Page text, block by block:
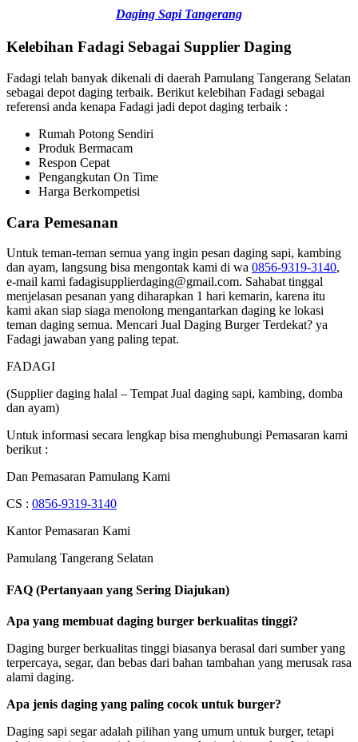
Daging Sapi Tangerang
Kelebihan Fadagi Sebagai Supplier Daging
Fadagi telah banyak dikenali di daerah Pamulang Tangerang Selatan
sebagai depot daging terbaik. Berikut kelebihan Fadagi sebagai
referensi anda kenapa Fadagi jadi depot daging terbaik :
Rumah Potong Sendiri
Produk Bermacam
Respon Cepat
Pengangkutan On Time
Harga Berkompetisi
Cara Pemesanan
Untuk teman-teman semua yang ingin pesan daging sapi, kambing
dan ayam, langsung bisa mengontak kami di wa 0856-9319-3140,
e-mail kami fadagisupplierdaging@gmail.com. Sahabat tinggal
menjelasan pesanan yang diharapkan 1 hari kemarin, karena itu
kami akan siap siaga menolong mengantarkan daging ke lokasi
teman daging semua. Mencari Jual Daging Burger Terdekat? ya
Fadagi jawaban yang paling tepat.
FADAGI
(Supplier daging halal – Tempat Jual daging sapi, kambing, domba
dan ayam)
Untuk informasi secara lengkap bisa menghubungi Pemasaran kami
berikut :
Dan Pemasaran Pamulang Kami
CS : 0856-9319-3140
Kantor Pemasaran Kami
Pamulang Tangerang Selatan
FAQ (Pertanyaan yang Sering Diajukan)
Apa yang membuat daging burger berkualitas tinggi?
Daging burger berkualitas tinggi biasanya berasal dari sumber yang
terpercaya, segar, dan bebas dari bahan tambahan yang merusak rasa
alami daging.
Apa jenis daging yang paling cocok untuk burger?
Daging sapi segar adalah pilihan yang umum untuk burger, tetapi